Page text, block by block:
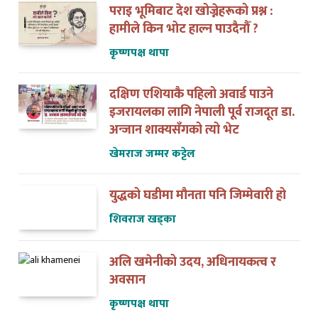
पराइ भूमिबाट देश खोज्नेहरूको प्रश्न :
हामीले किन भोट हाल्न पाउदैनौँ ?
कृष्णपक्ष थापा
दक्षिण एशियाकै पहिलो अवार्ड पाउने
इजरायलका लागि नेपाली पूर्व राजदूत डा.
अन्जान शाक्यसँगको त्यो भेट
खेमराज जम्मर कट्टेल
युद्धको घडीमा मौनता पनि जिम्मेवारी हो
शिवराज खड्का
अलि खमेनीको उदय, अधिनायकत्व र
अवसान
कृष्णपक्ष थापा